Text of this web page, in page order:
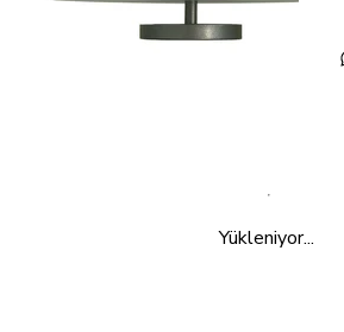
Yükleniyor...